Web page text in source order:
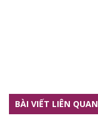
BÀI VIẾT LIÊN QUAN